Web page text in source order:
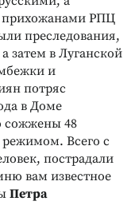
прихожанами РПЦ
преследования,
затем в Луганской
и
потряс
в Доме
сожжены 48
Всего с
пострадали
вам известное
Петра